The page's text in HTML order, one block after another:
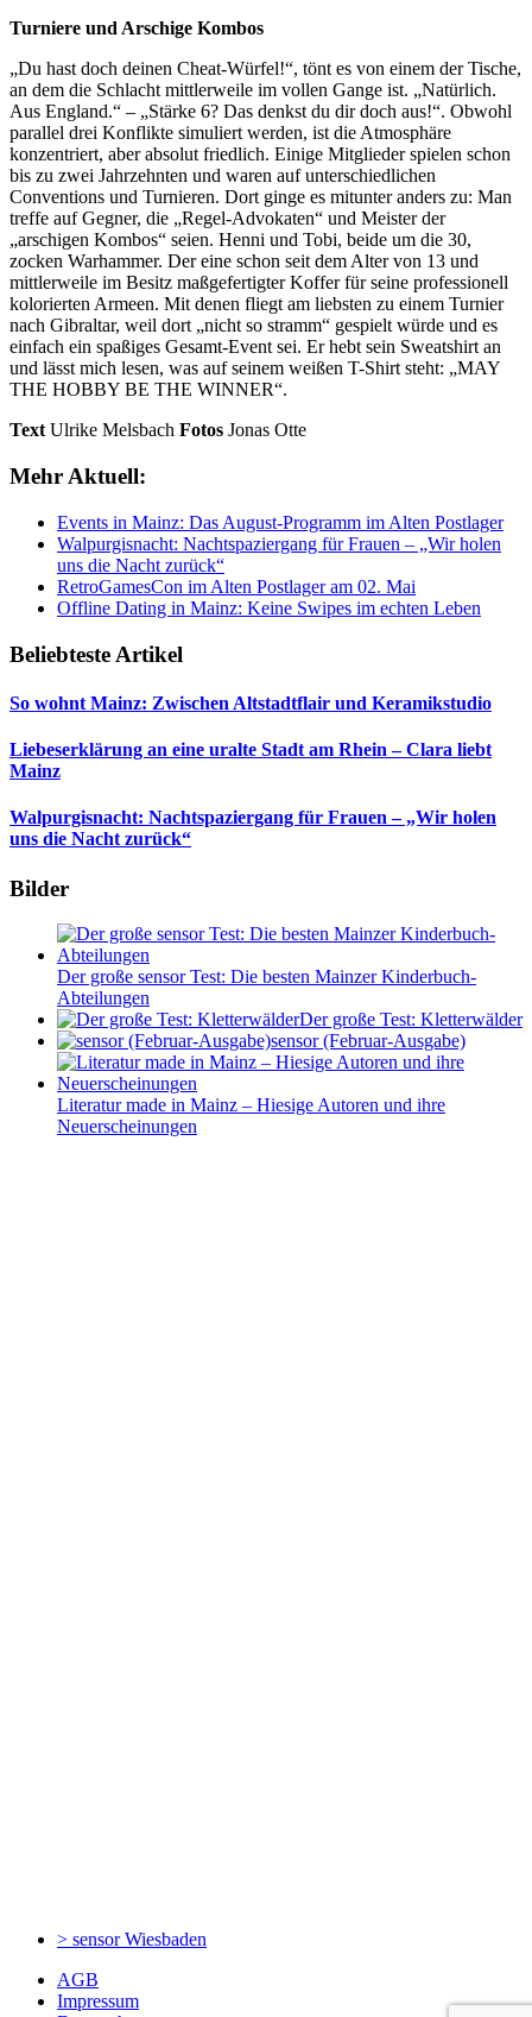
Turniere und Arschige Kombos
„Du hast doch deinen Cheat-Würfel!“, tönt es von einem der Tische,
an dem die Schlacht mittlerweile im vollen Gange ist. „Natürlich.
Aus England.“ – „Stärke 6? Das denkst du dir doch aus!“. Obwohl
parallel drei Konflikte simuliert werden, ist die Atmosphäre
konzentriert, aber absolut friedlich. Einige Mitglieder spielen schon
bis zu zwei Jahrzehnten und waren auf unterschiedlichen
Conventions und Turnieren. Dort ginge es mitunter anders zu: Man
treffe auf Gegner, die „Regel-Advokaten“ und Meister der
„arschigen Kombos“ seien. Henni und Tobi, beide um die 30,
zocken Warhammer. Der eine schon seit dem Alter von 13 und
mittlerweile im Besitz maßgefertigter Koffer für seine professionell
kolorierten Armeen. Mit denen fliegt am liebsten zu einem Turnier
nach Gibraltar, weil dort „nicht so stramm“ gespielt würde und es
einfach ein spaßiges Gesamt-Event sei. Er hebt sein Sweatshirt an
und lässt mich lesen, was auf seinem weißen T-Shirt steht: „MAY
THE HOBBY BE THE WINNER“.
Text Ulrike Melsbach Fotos Jonas Otte
Mehr Aktuell:
Events in Mainz: Das August-Programm im Alten Postlager
Walpurgisnacht: Nachtspaziergang für Frauen – „Wir holen
uns die Nacht zurück“
RetroGamesCon im Alten Postlager am 02. Mai
Offline Dating in Mainz: Keine Swipes im echten Leben
Beliebteste Artikel
So wohnt Mainz: Zwischen Altstadtflair und Keramikstudio
Liebeserklärung an eine uralte Stadt am Rhein – Clara liebt
Mainz
Walpurgisnacht: Nachtspaziergang für Frauen – „Wir holen
uns die Nacht zurück“
Bilder
Der große sensor Test: Die besten Mainzer Kinderbuch-
Abteilungen
Der große Test: Kletterwälder
sensor (Februar-Ausgabe)
Literatur made in Mainz – Hiesige Autoren und ihre
Neuerscheinungen
> sensorWiesbaden
AGB
Impressum